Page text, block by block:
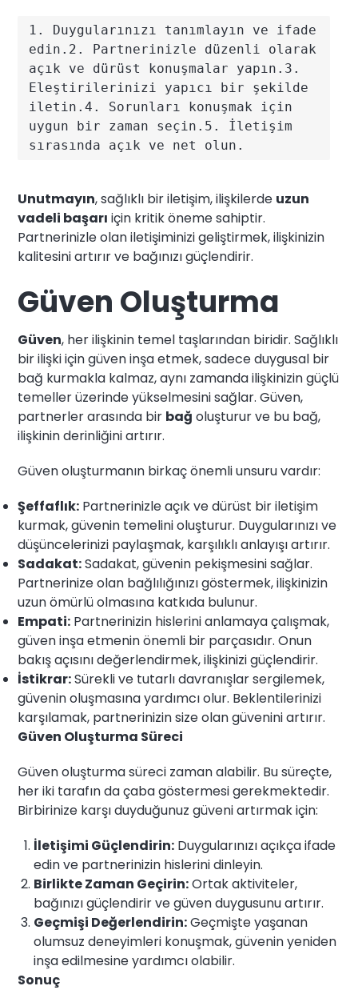
1. Duygularınızı tanımlayın ve ifade
edin.2. Partnerinizle düzenli olarak
açık ve dürüst konuşmalar yapın.3.
Eleştirilerinizi yapıcı bir şekilde
iletin.4. Sorunları konuşmak için
uygun bir zaman seçin.5. İletişim
sırasında açık ve net olun.
Unutmayın, sağlıklı bir iletişim, ilişkilerde uzun
vadeli başarı için kritik öneme sahiptir.
Partnerinizle olan iletişiminizi geliştirmek, ilişkinizin
kalitesini artırır ve bağınızı güçlendirir.
Güven Oluşturma
Güven, her ilişkinin temel taşlarından biridir. Sağlıklı
bir ilişki için güven inşa etmek, sadece duygusal bir
bağ kurmakla kalmaz, aynı zamanda ilişkinizin güçlü
temeller üzerinde yükselmesini sağlar. Güven,
partnerler arasında bir bağ oluşturur ve bu bağ,
ilişkinin derinliğini artırır.
Güven oluşturmanın birkaç önemli unsuru vardır:
Şeffaflık: Partnerinizle açık ve dürüst bir iletişim
kurmak, güvenin temelini oluşturur. Duygularınızı ve
düşüncelerinizi paylaşmak, karşılıklı anlayışı artırır.
Sadakat:Sadakat, güvenin pekişmesini sağlar.
Partnerinize olan bağlılığınızı göstermek, ilişkinizin
uzun ömürlü olmasına katkıda bulunur.
Empati: Partnerinizin hislerini anlamaya çalışmak,
güven inşa etmenin önemli bir parçasıdır. Onun
bakış açısını değerlendirmek, ilişkinizi güçlendirir.
İstikrar:Sürekli ve tutarlı davranışlar sergilemek,
güvenin oluşmasına yardımcı olur. Beklentilerinizi
karşılamak, partnerinizin size olan güvenini artırır.
Güven Oluşturma Süreci
Güven oluşturma süreci zaman alabilir. Bu süreçte,
her iki tarafın da çaba göstermesi gerekmektedir.
Birbirinize karşı duyduğunuz güveni artırmak için:
İletişimi Güçlendirin: Duygularınızı açıkça ifade
edin ve partnerinizin hislerini dinleyin.
Birlikte Zaman Geçirin:Ortak aktiviteler,
bağınızı güçlendirir ve güven duygusunu artırır.
Geçmişi Değerlendirin:Geçmişte yaşanan
olumsuz deneyimleri konuşmak, güvenin yeniden
inşa edilmesine yardımcı olabilir.
Sonuç